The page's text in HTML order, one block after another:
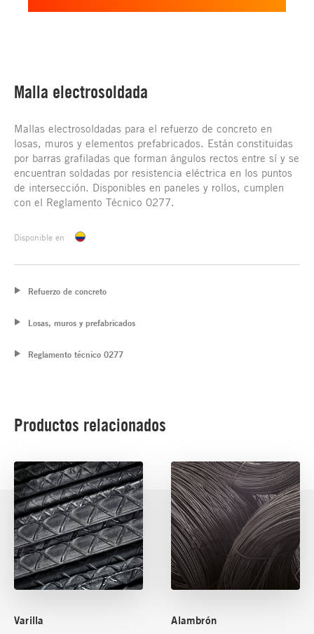
Malla electrosoldada
Mallas electrosoldadas para el refuerzo de concreto en
losas, muros y elementos prefabricados. Están constituidas
por barras grafiladas que forman ángulos rectos entre sí y se
encuentran soldadas por resistencia eléctrica en los puntos
de intersección. Disponibles en paneles y rollos, cumplen
con el Reglamento Técnico 0277.
Disponible en
Refuerzo de concreto
Losas, muros y prefabricados
Reglamento técnico 0277
Productos relacionados
Varilla Alambrón